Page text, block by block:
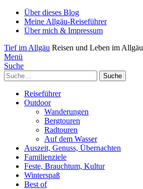
Über dieses Blog
Meine Allgäu-Reiseführer
Über mich & Impressum
Tief im Allgäu Reisen und Leben im Allgäu
Menü
Suche
Suche
Reiseführer
Outdoor
Wanderungen
Bergtouren
Radtouren
Auf dem Wasser
Auszeit, Genuss, Übernachten
Familienziele
Feste, Brauchtum, Kultur
Winterspaß
Best of